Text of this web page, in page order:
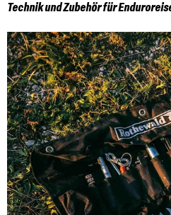
Technik und Zubehör für